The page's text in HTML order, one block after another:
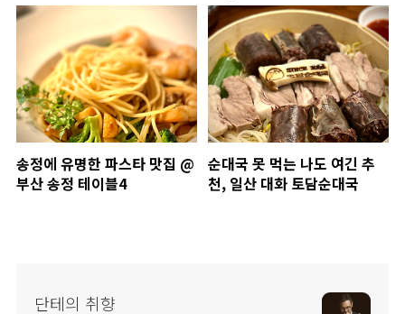
송정에 유명한 파스타 맛집 @
부산 송정 테이블4
순대국 못 먹는 나도 여긴 추
천, 일산 대화 토담순대국
단테의 취향